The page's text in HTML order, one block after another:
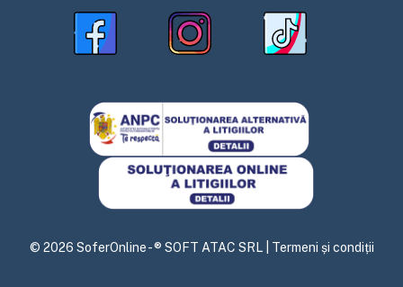
© 2026 SoferOnline - ® SOFT ATAC SRL | Termeni și condiții